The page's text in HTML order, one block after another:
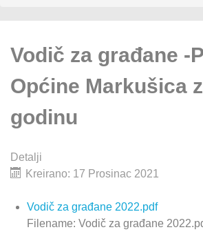
Vodič za građane -
Općine Markušica
godinu
Detalji
Kreirano: 17 Prosinac 2021
Vodič za građane 2022.pdf
Filename: Vodič za građane